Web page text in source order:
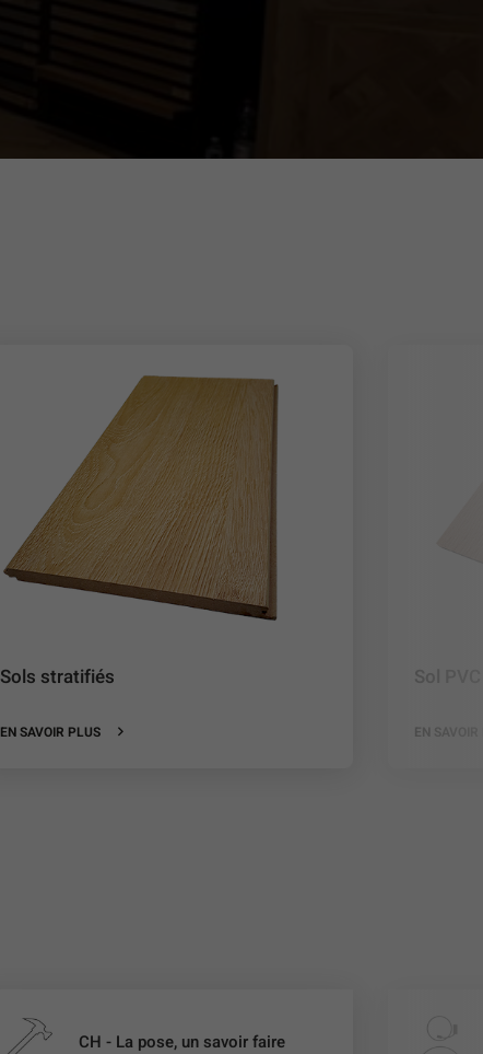
Sols stratifiés
EN SAVOIR PLUS
Sol PVC
EN
CH - La pose, un savoir faire